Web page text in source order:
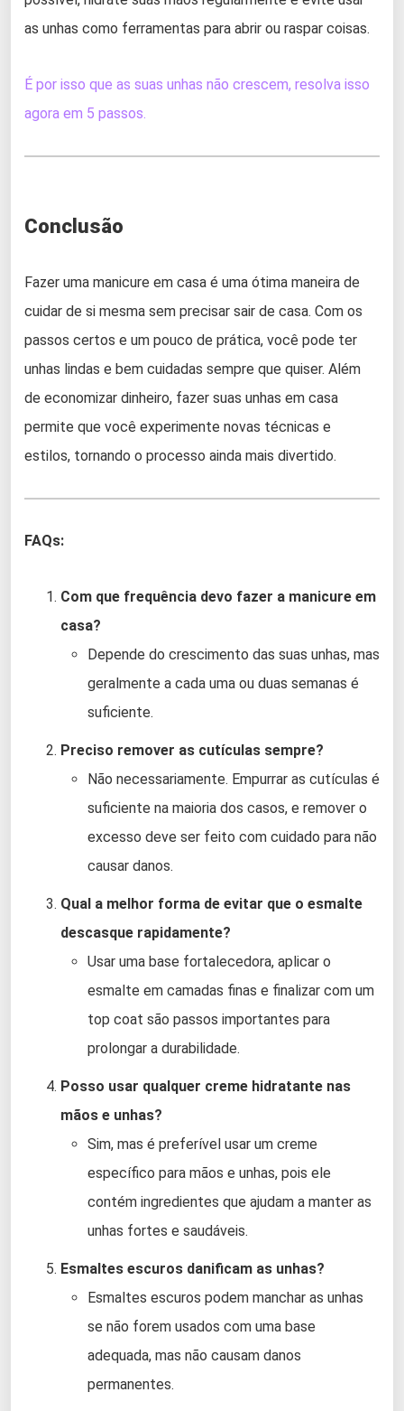
as unhas como ferramentas para abrir ou raspar coisas.
É por isso que as suas unhas não crescem, resolva isso
agora em 5 passos.
Conclusão
Fazer uma manicure em casa é uma ótima maneira de
cuidar de si mesma sem precisar sair de casa. Com os
passos certos e um pouco de prática, você pode ter
unhas lindas e bem cuidadas sempre que quiser. Além
de economizar dinheiro, fazer suas unhas em casa
permite que você experimente novas técnicas e
estilos, tornando o processo ainda mais divertido.
FAQs:
Com que frequência devo fazer a manicure em
casa?
Depende do crescimento das suas unhas, mas
geralmente a cada uma ou duas semanas é
suficiente.
Preciso remover as cutículas sempre?
Não necessariamente. Empurrar as cutículas é
suficiente na maioria dos casos, e remover o
excesso deve ser feito com cuidado para não
causar danos.
Qual a melhor forma de evitar que o esmalte
descasque rapidamente?
Usar uma base fortalecedora, aplicar o
esmalte em camadas finas e finalizar com um
top coat são passos importantes para
prolongar a durabilidade.
Posso usar qualquer creme hidratante nas
mãos e unhas?
Sim, mas é preferível usar um creme
específico para mãos e unhas, pois ele
contém ingredientes que ajudam a manter as
unhas fortes e saudáveis.
Esmaltes escuros danificam as unhas?
Esmaltes escuros podem manchar as unhas
se não forem usados com uma base
adequada, mas não causam danos
permanentes.